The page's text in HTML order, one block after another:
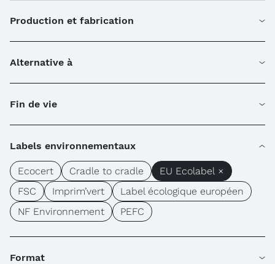
Production et fabrication
Alternative à
Fin de vie
Labels environnementaux
Ecocert Cradle to cradle
EU Ecolabel ×
FSC
Imprim’vert
Label écologique européen
NF Environnement
PEFC
Format